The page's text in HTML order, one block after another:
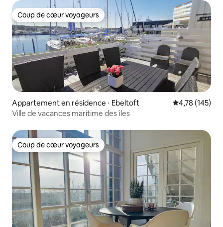
Coup de cœur voyageurs
Coup de cœur voyageurs
Appartement en résidence ⋅ Ebeltoft Évaluation
4,78 (145)
Ville de vacances maritime des îles
Coup de cœur voyageurs
Coup de cœur voyageurs